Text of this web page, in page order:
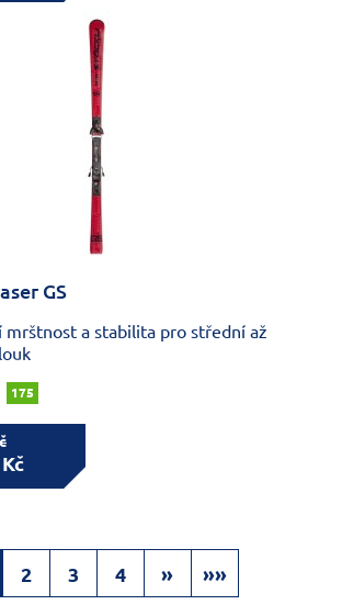
GS
mrštnost a stabilita pro střední až
175
2 3 4 » »»